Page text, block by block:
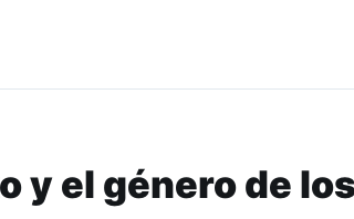
y el género de los